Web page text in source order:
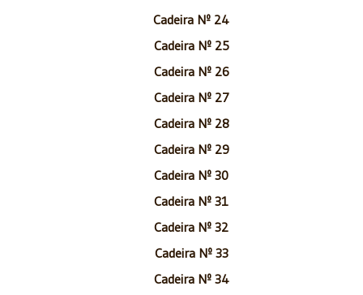
Cadeira Nº 24
Cadeira Nº 25
Cadeira Nº 26
Cadeira Nº 27
Cadeira Nº 28
Cadeira Nº 29
Cadeira Nº 30
Cadeira Nº 31
Cadeira Nº 32
Cadeira Nº 33
Cadeira Nº 34